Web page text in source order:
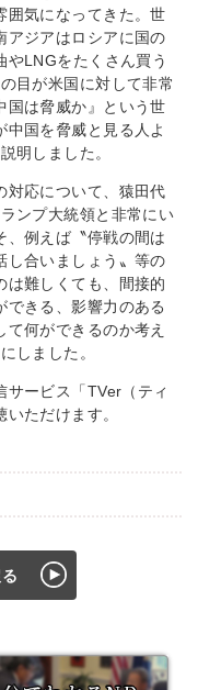
囲気になってきた。世
アジアはロシアに国の
やLNGをたくさん買う
目が米国に対して非常
国は脅威か』という世
国を脅威と見る人よ
明しました。
対応について、猿田代
ンプ大統領と非常にい
、例えば〝停戦の間は
し合いましょう〟等の
は難しくても、間接的
できる、影響力のある
て何ができるのか考え
しました。
ービス「TVer（ティ
ただけます。